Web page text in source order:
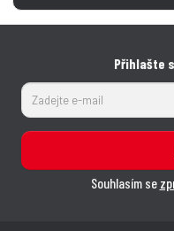
Přihlašte
Souhlasím se